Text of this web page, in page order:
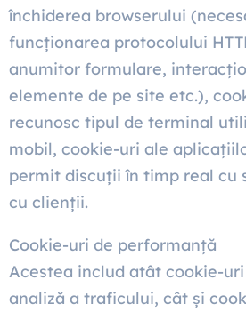
închiderea browserului
funcționarea protocolului
anumitor formulare,
elemente de pe site etc.),
recunosc tipul de terminal
mobil, cookie-uri ale
permit discuții în timp real cu
cu clienții.
Cookie-uri de performanță
Acestea includ atât cookie-
analiză a traficului, cât și